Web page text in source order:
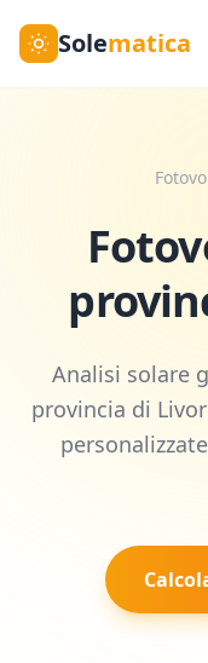
Solematica
Analisi solare
provincia di